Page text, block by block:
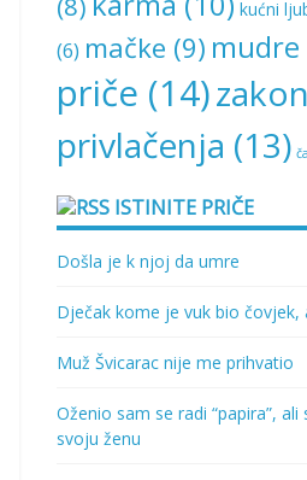
kućni
(6) mačke (9) mudre
priče (14)zakon
privlačenja (13)
ISTINITE PRIČE
Došla je k njoj da umre
Dječak kome je vuk bio čovjek,
Muž Švicarac nije me prihvatio
Oženio sam se radi “papira”,
svoju ženu